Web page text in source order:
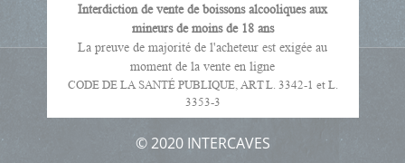
Interdiction de vente de boissons alcooliques aux
mineurs de moins de 18 ans
La preuve de majorité de l'acheteur est exigée au
moment de la vente en ligne
CODE DE LA SANTÉ PUBLIQUE, ART L. 3342-1 et L.
3353-3
© 2020 INTERCAVES